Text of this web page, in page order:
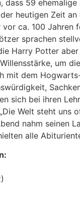
dass 59
heutigen Zeit
ca. 100 Jahren
sprachen
Harry Potter
um
mit dem
sich bei ihren
Welt steht uns
nahm seinen
alle